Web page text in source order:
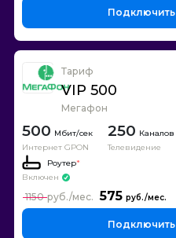
Подключить
Тариф
VIP 500
Мегафон
500
Интернет GPON
250 Каналов
Телевидение
Роутер*
Включен
575
1150
Подключить